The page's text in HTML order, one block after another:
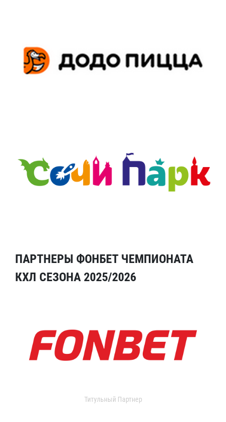
ПАРТНЕРЫ ФОНБЕТ ЧЕМПИОНАТА
КХЛ СЕЗОНА 2025/2026
Титульный Партнер